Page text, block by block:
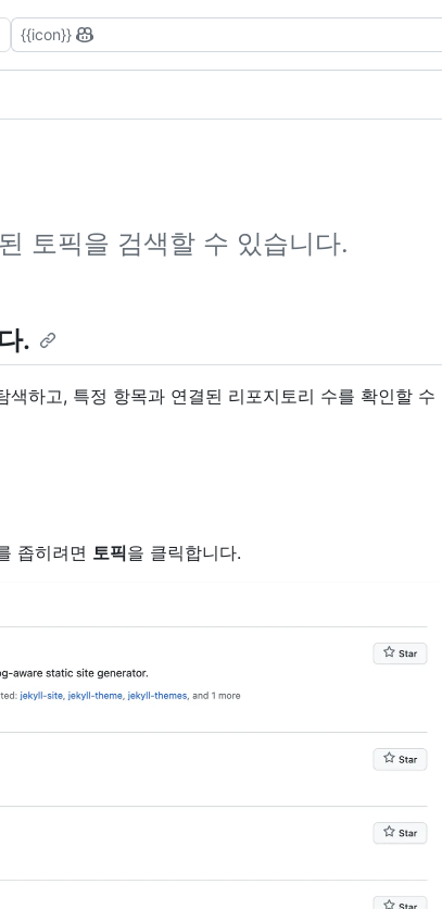
{{icon}}
토픽을 검색할 수 있습니다.
.
하고, 특정 항목과 연결된 리포지토리 수를 확인할 수
좁히려면 토픽을 클릭합니다.